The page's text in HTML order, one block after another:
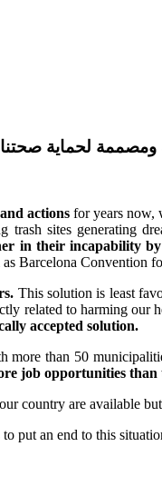
ومصممة لحماية صحتنا
actionsfor years now,
sites generating
in their incapability
Barcelona Convention
This solution is least
related to harming
accepted solution.
than 50
job opportunities
country are available
put an end to this